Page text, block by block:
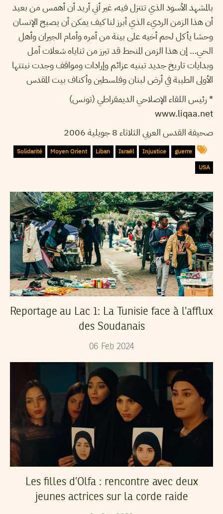
بالمشهد الأسود الذي تتنزل فيه، غير أني أريد أن أهمس من بعيد
أن هذا الزمن الرديء الذي أبرز لنا كيف يمكن أن يصبح الإنسان
وحشا يأكل لحم أخيه على بينة من أمره وأمام الجيران وأهل
الحي… إن هذا الزمن المنحط قد تبرز من ثناياه شعلات أمل
وبدايات تاريخ جديد تبنيه عزائم وإرادات ومواقف وجدت نبتتها
الأولى الطيبة في أرض لبنان وفلسطين وأكناف بيت المقدس
* رئيس اللقاء الإصلاحي الديمقراطي (تونس)
www.liqaa.net
صحيفة القدس العربي الثلاثاء 8 جويلية 2006
guerre
Injustice
Israël
Liban
Moyen Orient
Solidarité
USA
Reportage au Lac 1: La Tunisie face à l’afflux
des Soudanais
06 Feb 2024
Les filles d’Olfa : rencontre avec deux
jeunes actrices sur la corde raide